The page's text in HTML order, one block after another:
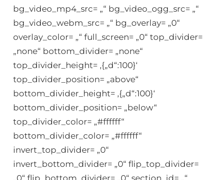
bg_video_mp4_src= „“ bg_video_ogg_src= „“
bg_video_webm_src= „“ bg_overlay= „0“
overlay_color= „“ full_screen= „0“ top_divider=
„none“ bottom_divider= „none“
top_divider_height= ‚{„d“:100}‘
top_divider_position= „above“
bottom_divider_height= ‚{„d“:100}‘
bottom_divider_position= „below“
top_divider_color= „#ffffff“
bottom_divider_color= „#ffffff“
invert_top_divider= „0“
invert_bottom_divider= „0“ flip_top_divider=
„0“ flip_bottom_divider= „0“ section_id= „“